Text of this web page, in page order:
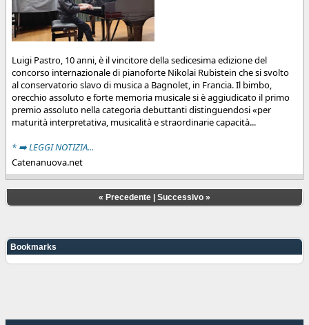
Luigi Pastro, 10 anni, è il vincitore della sedicesima edizione del
concorso internazionale di pianoforte Nikolai Rubistein che si svolto
al conservatorio slavo di musica a Bagnolet, in Francia. Il bimbo,
orecchio assoluto e forte memoria musicale si è aggiudicato il primo
premio assoluto nella categoria debuttanti distinguendosi «per
maturità interpretativa, musicalità e straordinarie capacità...
* ➡️ LEGGI NOTIZIA...
Catenanuova.net
« Precedente Successivo »
Bookmarks